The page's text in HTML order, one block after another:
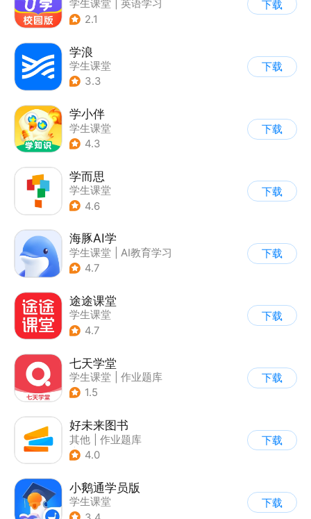
学生课堂
英语学习
2.1
下载
学浪
学生课堂
3.3
下载
学小伴
学生课堂
4.3
下载
学而思
学生课堂
4.6
下载
海豚AI学
学生课堂
AI教育学习
4.7
下载
途途课堂
学生课堂
4.7
下载
七天学堂
学生课堂
作业题库
1.5
下载
好未来图书
其他
作业题库
| 学生课堂
4.0
下载
小鹅通学员版
学生课堂
下载